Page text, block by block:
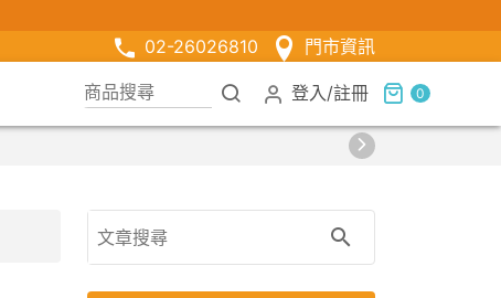
02-26026810
門市資訊
登入 /註冊 0